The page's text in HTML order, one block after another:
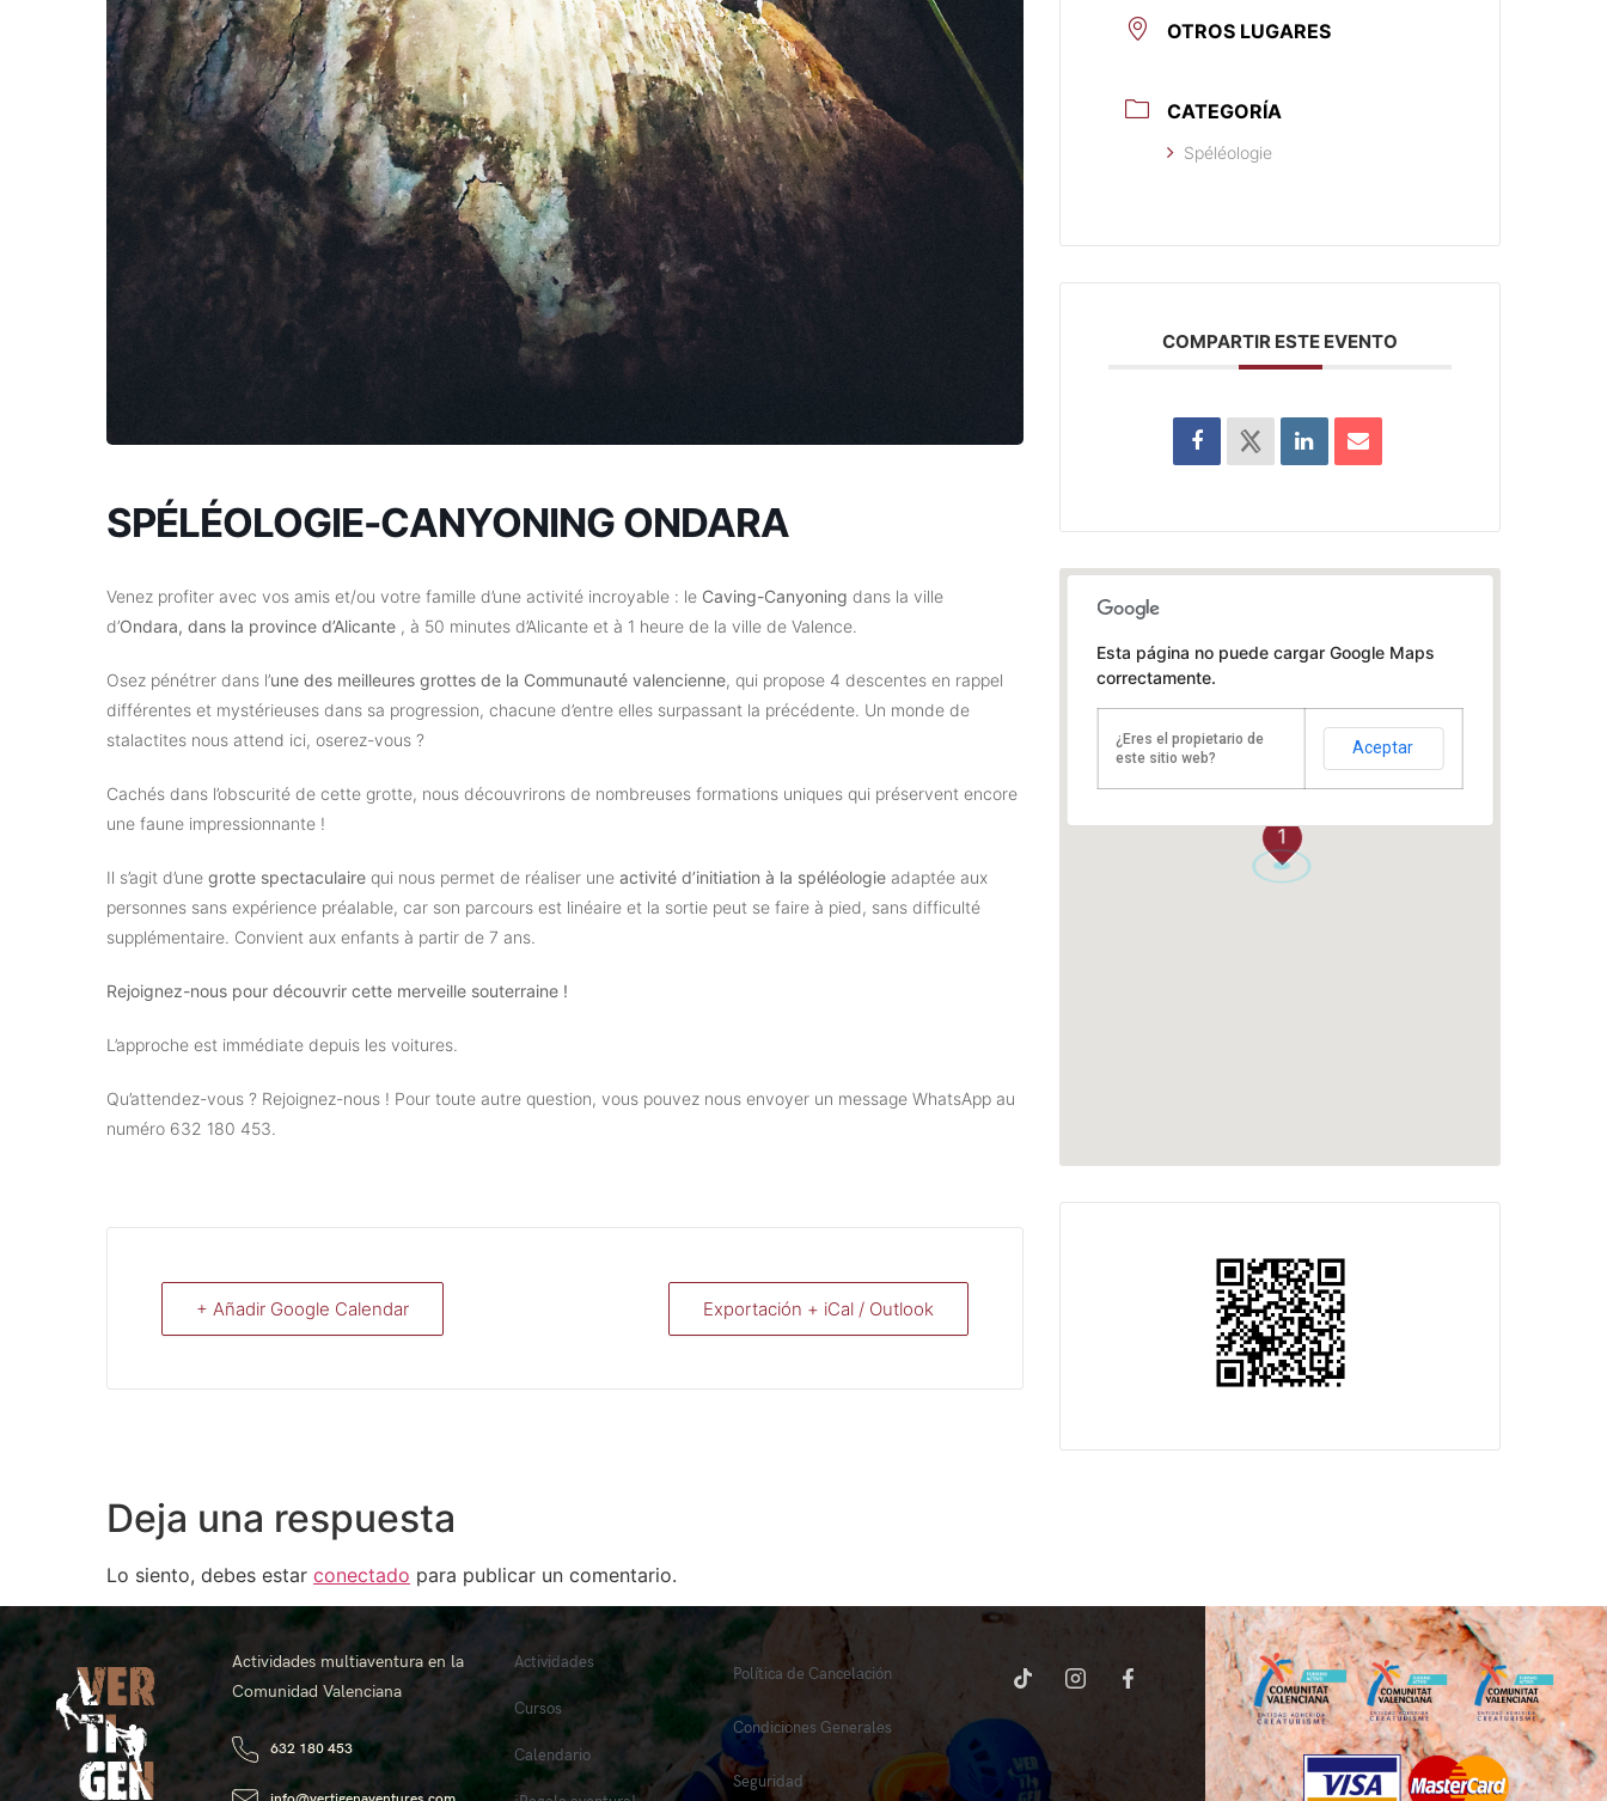
SPÉLÉOLOGIE-CANYONING ONDARA
Venez profiter avec vos amis et/ou votre famille d’une activité incroyable : le Caving-Canyoning dans la ville
d’Ondara, dans la province d’Alicante , à 50 minutes d’Alicante et à 1 heure de la ville de Valence.
Osez pénétrer dans l’une des meilleures grottes de la Communauté valencienne, qui propose 4 descentes en rappel
différentes et mystérieuses dans sa progression, chacune d’entre elles surpassant la précédente. Un monde de
stalactites nous attend ici, oserez-vous ?
Cachés dans l’obscurité de cette grotte, nous découvrirons de nombreuses formations uniques qui préservent encore
une faune impressionnante !
Il s’agit d’une grotte spectaculaire qui nous permet de réaliser une activité d’initiation à la spéléologie adaptée aux
personnes sans expérience préalable, car son parcours est linéaire et la sortie peut se faire à pied, sans difficulté
supplémentaire. Convient aux enfants à partir de 7 ans.
Rejoignez-nous pour découvrir cette merveille souterraine !
L’approche est immédiate depuis les voitures.
Qu’attendez-vous ? Rejoignez-nous ! Pour toute autre question, vous pouvez nous envoyer un message WhatsApp au
numéro 632 180 453.
+ Añadir Google Calendar Exportación + iCal / Outlook
OTROS LUGARES
CATEGORÍA
Spéléologie
COMPARTIR ESTE EVENTO
1
Esta página no puede cargar Google Maps
correctamente.
¿Eres el propietario de
este sitio web?
Aceptar
Deja una respuesta
Lo siento, debes estar conectado para publicar un comentario.
Actividades multiaventura en la
Comunidad Valenciana
632 180 453
Actividades
Cursos
Calendario
Política de Cancelación
Condiciones Generales
Seguridad